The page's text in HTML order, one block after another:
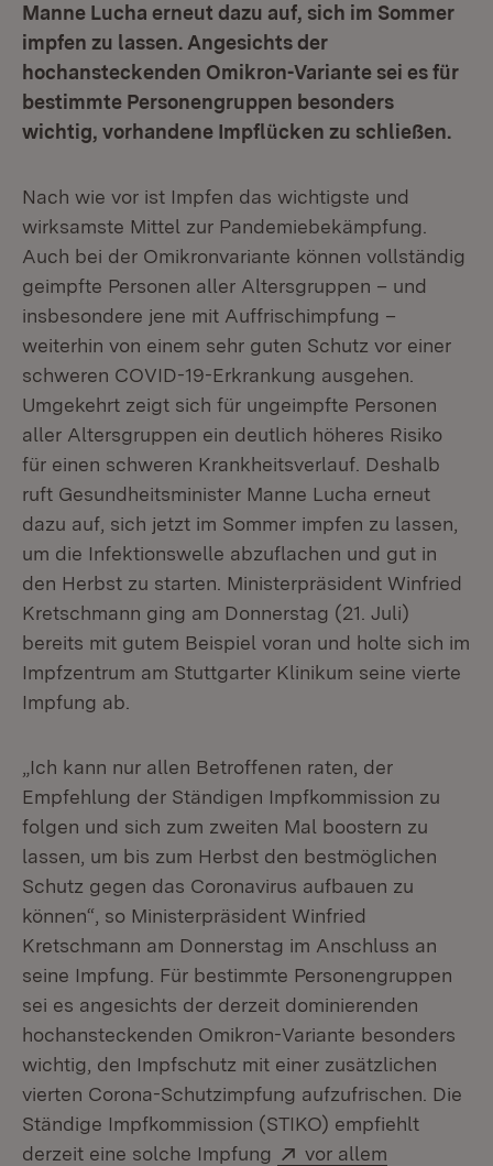
Manne Lucha erneut dazu auf, sich im Sommer
impfen zu lassen. Angesichts der
hochansteckenden Omikron-Variante sei es für
bestimmte Personengruppen besonders
wichtig, vorhandene Impflücken zu schließen.
Nach wie vor ist Impfen das wichtigste und
wirksamste Mittel zur Pandemiebekämpfung.
Auch bei der Omikronvariante können vollständig
geimpfte Personen aller Altersgruppen – und
insbesondere jene mit Auffrischimpfung –
weiterhin von einem sehr guten Schutz vor einer
schweren COVID-19-Erkrankung ausgehen.
Umgekehrt zeigt sich für ungeimpfte Personen
aller Altersgruppen ein deutlich höheres Risiko
für einen schweren Krankheitsverlauf. Deshalb
ruft Gesundheitsminister Manne Lucha erneut
dazu auf, sich jetzt im Sommer impfen zu lassen,
um die Infektionswelle abzuflachen und gut in
den Herbst zu starten. Ministerpräsident Winfried
Kretschmann ging am Donnerstag (21. Juli)
bereits mit gutem Beispiel voran und holte sich im
Impfzentrum am Stuttgarter Klinikum seine vierte
Impfung ab.
„Ich kann nur allen Betroffenen raten, der
Empfehlung der Ständigen Impfkommission zu
folgen und sich zum zweiten Mal boostern zu
lassen, um bis zum Herbst den bestmöglichen
Schutz gegen das Coronavirus aufbauen zu
können“, so Ministerpräsident Winfried
Kretschmann am Donnerstag im Anschluss an
seine Impfung. Für bestimmte Personengruppen
sei es angesichts der derzeit dominierenden
hochansteckenden Omikron-Variante besonders
wichtig, den Impfschutz mit einer zusätzlichen
vierten Corona-Schutzimpfung aufzufrischen. Die
Ständige Impfkommission (STIKO) empfiehlt
derzeit eine solche Impfung
Extern:
vor allem